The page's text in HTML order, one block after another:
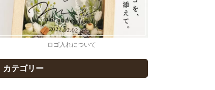
ロゴ入れについて
カテゴリー